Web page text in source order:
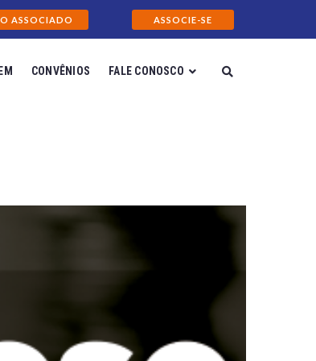
ASSOCIADO ASSOCIE-SE
CONVÊNIOS FALE CONOSCO